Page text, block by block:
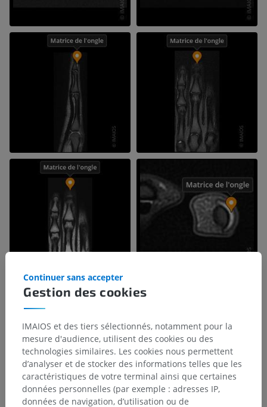
Gestion des cookies
Continuer sans accepter
IMAIOS et des tiers sélectionnés, notamment pour la
mesure d'audience, utilisent des cookies ou des
technologies similaires. Les cookies nous permettent
d’analyser et de stocker des informations telles que les
caractéristiques de votre terminal ainsi que certaines
données personnelles (par exemple : adresses IP,
données de navigation, d’utilisation ou de